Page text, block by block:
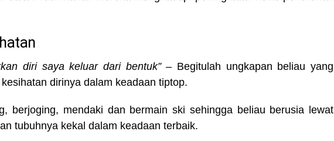
diri saya keluar dari bentuk”– Begitulah ungkapan beliau yang
dirinya dalam keadaan tiptop.
berjoging, mendaki dan bermain ski sehingga beliau berusia lewat
tubuhnya kekal dalam keadaan terbaik.